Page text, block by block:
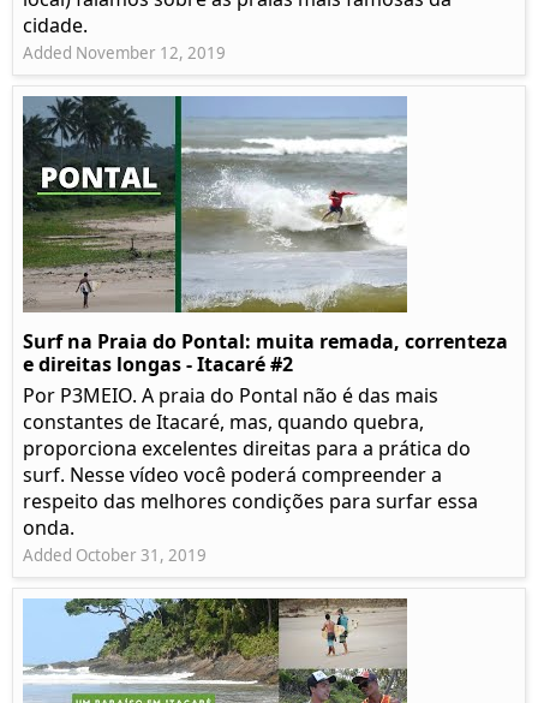
cidade.
Added November 12, 2019
Surf na Praia do Pontal: muita remada, correnteza
e direitas longas - Itacaré #2
Por P3MEIO. A praia do Pontal não é das mais
constantes de Itacaré, mas, quando quebra,
proporciona excelentes direitas para a prática do
surf. Nesse vídeo você poderá compreender a
respeito das melhores condições para surfar essa
onda.
Added October 31, 2019